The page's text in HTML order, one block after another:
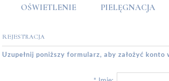
OŚWIETLENIE PIELĘGNACJA
REJESTRACJA
Uzupełnij poniższy formularz, aby założyć konto